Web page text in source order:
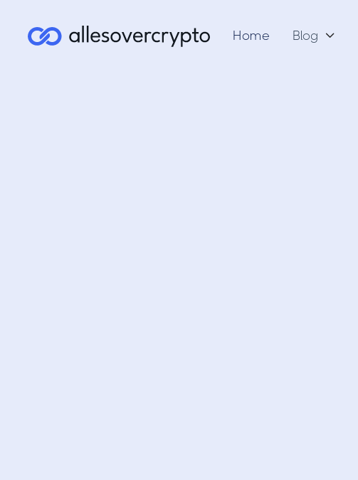
Home Blog 